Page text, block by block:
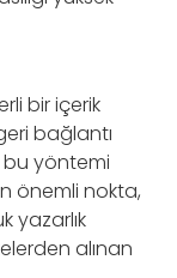
bir içerik
bağlantı
bu yöntemi
önemli nokta,
yazarlık
alınan